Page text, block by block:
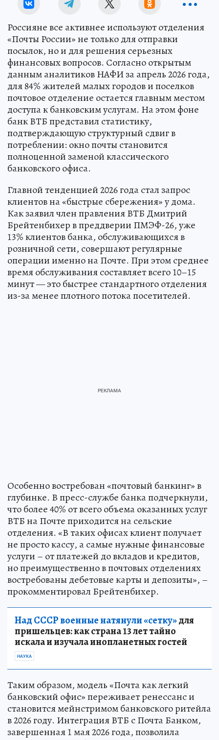
Россияне все активнее используют отделения
«Почты России» не только для отправки
посылок, но и для решения серьезных
финансовых вопросов. Согласно открытым
данным аналитиков НАФИ за апрель 2026 года,
для 84% жителей малых городов и поселков
почтовое отделение остается главным местом
доступа к банковским услугам. На этом фоне
банк ВТБ представил статистику,
подтверждающую структурный сдвиг в
потреблении: окно почты становится
полноценной заменой классического
банковского офиса.
Главной тенденцией 2026 года стал запрос
клиентов на «быстрые сбережения» у дома.
Как заявил член правления ВТБ Дмитрий
Брейтенбихер в преддверии ПМЭФ-26, уже
13% клиентов банка, обслуживающихся в
розничной сети, совершают регулярные
операции именно на Почте. При этом среднее
время обслуживания составляет всего 10–15
минут — это быстрее стандартного отделения
из-за менее плотного потока посетителей.
Особенно востребован «почтовый банкинг» в
глубинке. В пресс-службе банка подчеркнули,
что более 40% от всего объема оказанных услуг
ВТБ на Почте приходится на сельские
отделения. «В таких офисах клиент получает
не просто кассу, а самые нужные финансовые
услуги – от платежей до вкладов и кредитов,
но преимущественно в почтовых отделениях
востребованы дебетовые карты и депозиты», –
прокомментировал Брейтенбихер.
Над СССР военные натянули «сетку»для
пришельцев: как страна 13 лет тайно
искала и изучала инопланетных гостей
НАУКА
Таким образом, модель «Почта как легкий
банковский офис» переживает ренессанс и
становится мейнстримом банковского ритейла
в 2026 году. Интеграция ВТБ с Почта Банком,
завершенная 1 мая 2026 года, позволила